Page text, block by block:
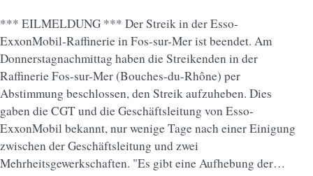
*** EILMELDUNG *** Der Streik in der Esso-
ExxonMobil-Raffinerie in Fos-sur-Mer ist beendet. Am
Donnerstagnachmittag haben die Streikenden in der
Raffinerie Fos-sur-Mer (Bouches-du-Rhône) per
Abstimmung beschlossen, den Streik aufzuheben. Dies
gaben die CGT und die Geschäftsleitung von Esso-
ExxonMobil bekannt, nur wenige Tage nach einer Einigung
zwischen der Geschäftsleitung und zwei
Mehrheitsgewerkschaften. "Es gibt eine Aufhebung der…